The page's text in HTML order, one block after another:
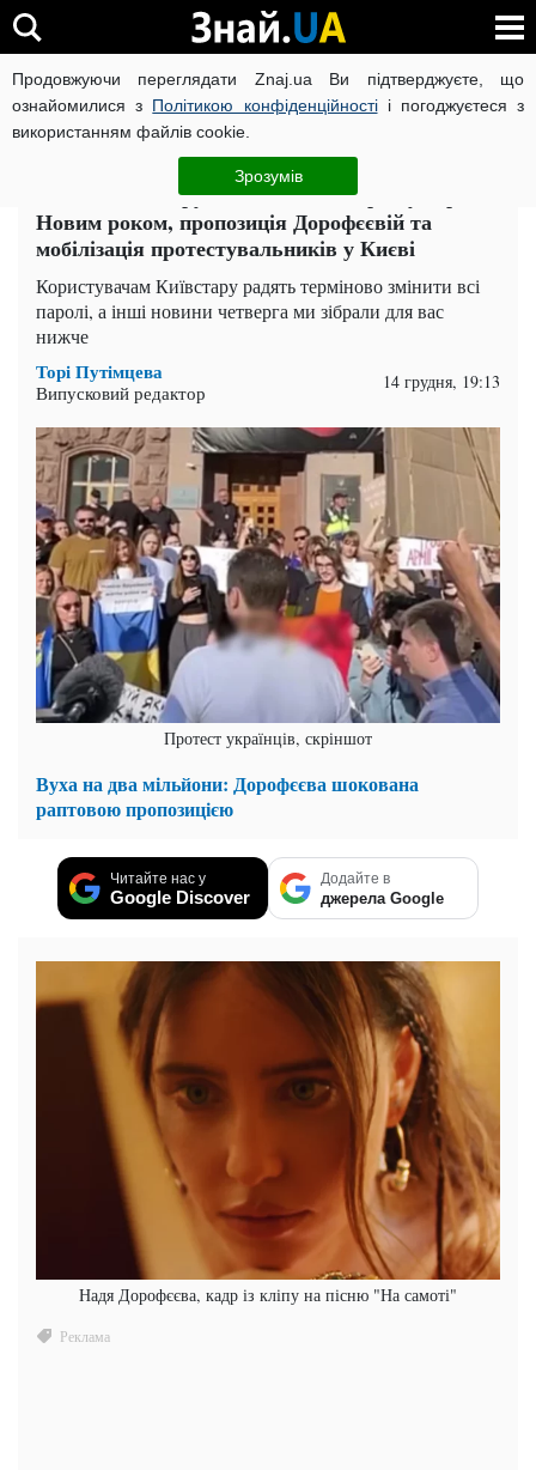
Продовжуючи переглядати Znaj.ua Ви підтверджуєте, що
ознайомилися з Політикою конфіденційностіі погоджуєтеся з
використанням файлів cookie.
Зрозумів
ВІЙНА РОСІЇ ПРОТИ УКРАЇНИ КОРОНАВІРУС В УКРАЇНІ
Актуально ЧИТАТЬ НА РУССКОМ
Головне за 14 грудня: атака на Україну перед
Новим роком, пропозиція Дорофєєвій та
мобілізація протестувальників у Києві
Користувачам Київстару радять терміново змінити всі
паролі, а інші новини четверга ми зібрали для вас
нижче
Торі Путімцева
Випусковий редактор 14 грудня, 19:13
Протест українців, скріншот
Вуха на два мільйони: Дорофєєва шокована
раптовою пропозицією
Читайте нас у
Google Discover
Додайте в
джерела Google
Надя Дорофєєва, кадр із кліпу на пісню "На самоті"